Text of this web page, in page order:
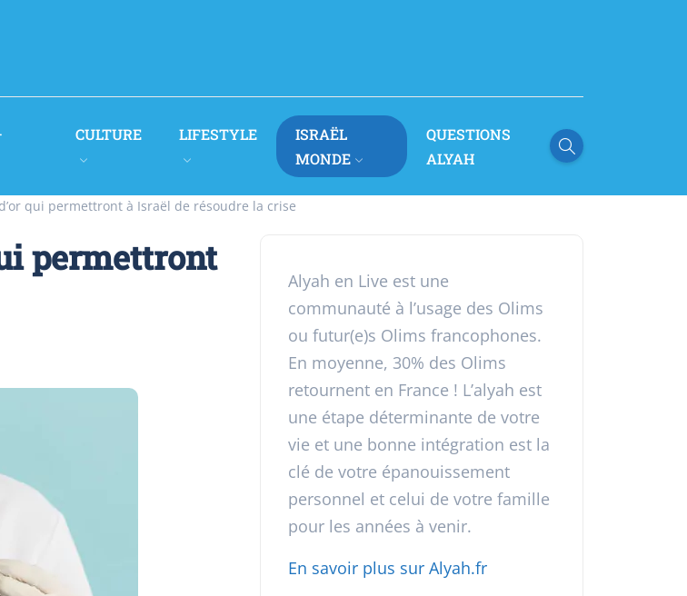
CULTURE LIFESTYLE
ISRAËL
MONDE
QUESTIONS
ALYAH
qui permettront à Israël de résoudre la crise
permettront
Alyah en Live est une
communauté à l’usage des Olims
ou futur(e)s Olims francophones.
En moyenne, 30% des Olims
retournent en France ! L’alyah est
une étape déterminante de votre
vie et une bonne intégration est la
clé de votre épanouissement
personnel et celui de votre famille
pour les années à venir.
En savoir plus sur Alyah.fr